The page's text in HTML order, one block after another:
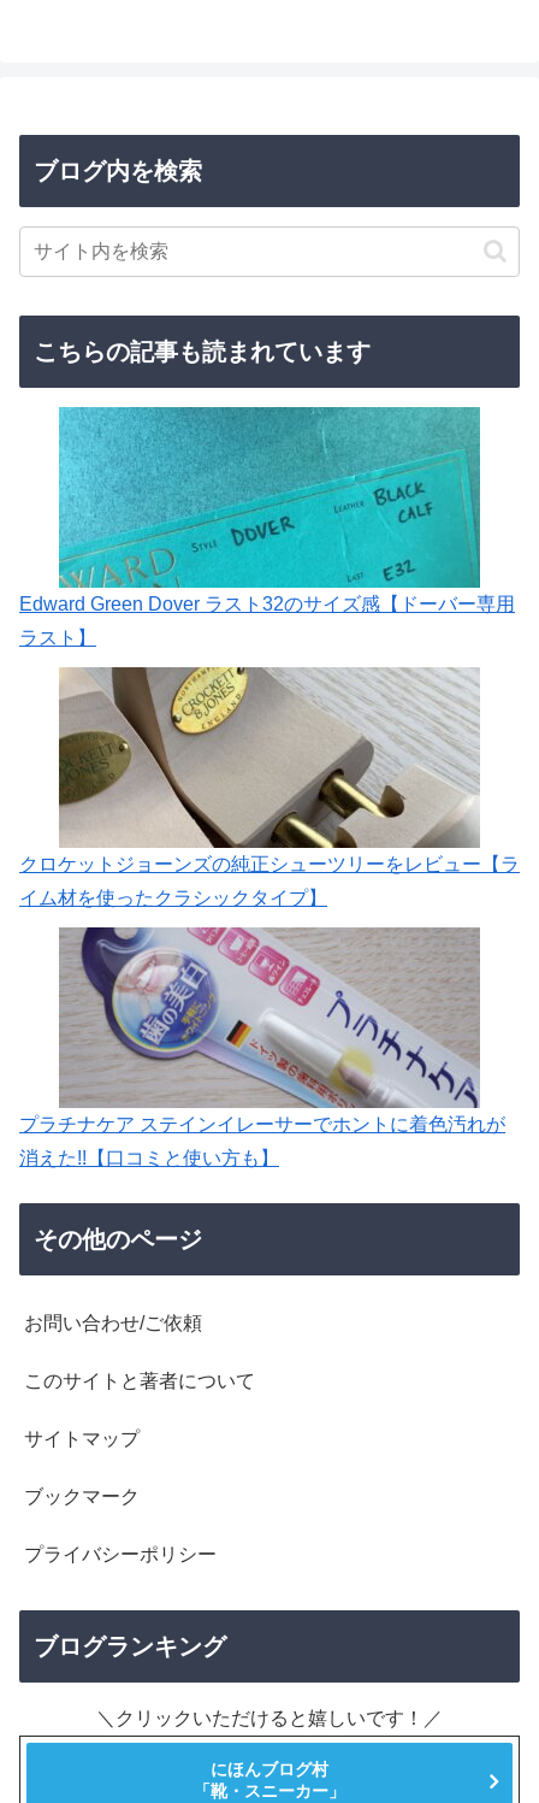
ブログ内を検索
こちらの記事も読まれています
Edward Green Dover ラスト32のサイズ感【ドーバー専用
ラスト】
クロケットジョーンズの純正シューツリーをレビュー【ラ
イム材を使ったクラシックタイプ】
プラチナケア ステインイレーサーでホントに着色汚れが
消えた!!【口コミと使い方も】
その他のページ
お問い合わせ/ご依頼
このサイトと著者について
サイトマップ
ブックマーク
プライバシーポリシー
ブログランキング
＼クリックいただけると嬉しいです！／
にほんブログ村
「靴・スニーカー」